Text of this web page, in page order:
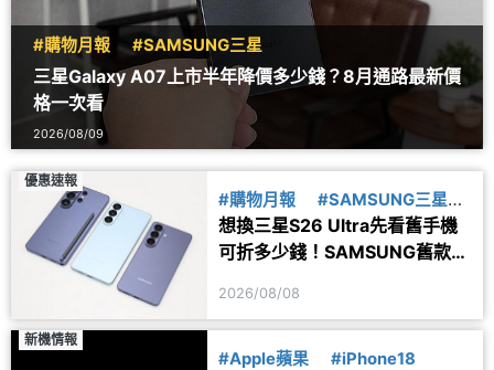
#購物月報 #SAMSUNG三星
三星Galaxy A07上市半年降價多少錢？8月通路最新價
格一次看
2026/08/09
優惠速報
#購物月報
#SAMSUNG三星
#舊換新
想換三星S26 Ultra先看舊手機
可折多少錢！SAMSUNG舊款旗
2026/08/08
新機情報
#Apple蘋果 #iPhone18